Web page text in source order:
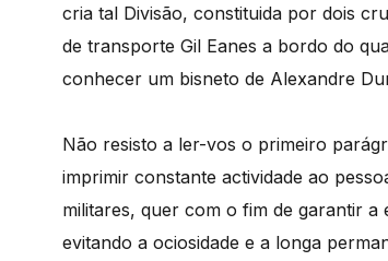
cria tal Divisão, constituida por dois
de transporte Gil Eanes a bordo do
conhecer um bisneto de Alexandre
Não resisto a ler-vos o primeiro
imprimir constante actividade ao
militares, quer com o fim de garantir
evitando a ociosidade e a longa